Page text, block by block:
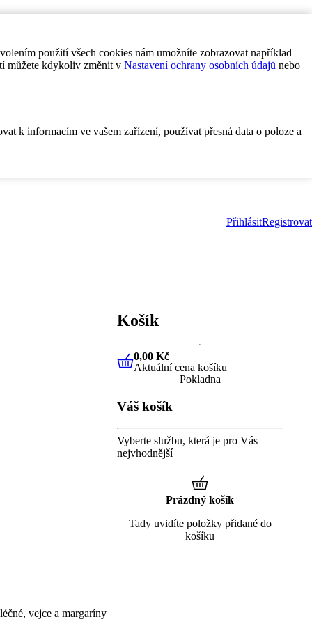
použití všech cookies nám umožníte zobrazovat například
můžete kdykoliv změnit v Nastavení ochrany osobních údajů nebo
k informacím ve vašem zařízení, používat přesná data o poloze a
PřihlásitRegistrovat
vejce a margaríny
Košík
0,00 KčAktuální cena košíku
0,00 Kč
Aktuální cena košíku
Pokladna
Váš košík
Vyberte službu, která je pro Vás
nejvhodnější
Prázdný košík
Tady uvidíte položky přidané do
košíku